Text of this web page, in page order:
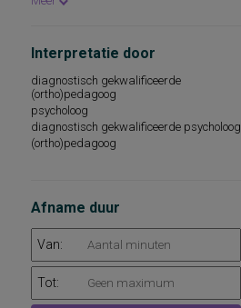
Interpretatie door
diagnostisch gekwalificeerde
(ortho)pedagoog
psycholoog
diagnostisch gekwalificeerde psycholoog
(ortho)pedagoog
Afname duur
Van:
Tot: